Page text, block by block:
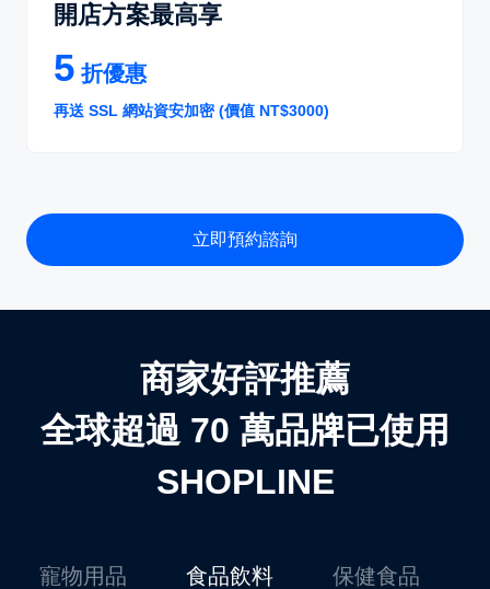
開店方案最高享
5 折優惠
再送 SSL 網站資安加密 (價值 NT$3000)
立即預約諮詢
商家好評推薦
全球超過 70 萬品牌已使用
SHOPLINE
食品飲料 保健食品 美妝保養